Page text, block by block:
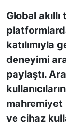
Global
katılımıyla
deneyimi
paylaştı.
ve cihaz
KONGRE
KONGRE